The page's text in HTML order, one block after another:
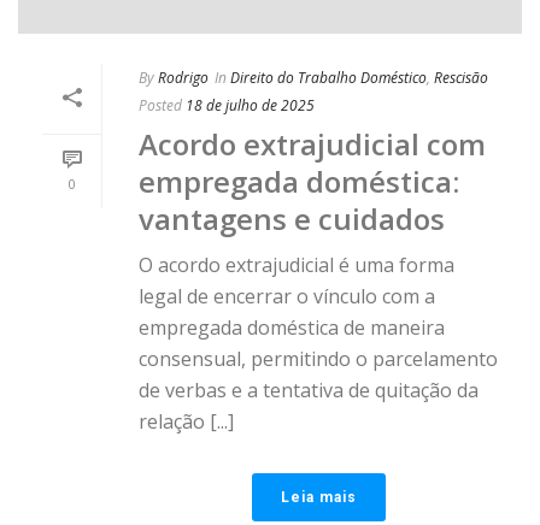
0
ByRodrigo In Direito do Trabalho Doméstico, Rescisão
Posted 18 de julho de 2025
Acordo extrajudicial com
empregada doméstica:
vantagens e cuidados
O acordo extrajudicial é uma forma
legal de encerrar o vínculo com a
empregada doméstica de maneira
consensual, permitindo o parcelamento
de verbas e a tentativa de quitação da
relação [...]
Leia mais